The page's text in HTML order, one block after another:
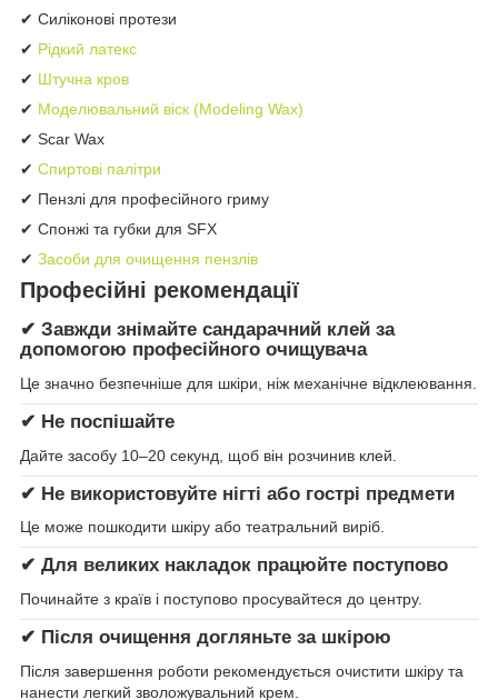
✔ Силіконові протези
✔ Рідкий латекс
✔ Штучна кров
✔ Моделювальний віск (Modeling Wax)
✔ Scar Wax
✔ Спиртові палітри
✔ Пензлі для професійного гриму
✔ Спонжі та губки для SFX
✔ Засоби для очищення пензлів
Професійні рекомендації
✔ Завжди знімайте сандарачний клей за
допомогою професійного очищувача
Це значно безпечніше для шкіри, ніж механічне відклеювання.
✔ Не поспішайте
Дайте засобу 10–20 секунд, щоб він розчинив клей.
✔ Не використовуйте нігті або гострі предмети
Це може пошкодити шкіру або театральний виріб.
✔ Для великих накладок працюйте поступово
Починайте з країв і поступово просувайтеся до центру.
✔ Після очищення догляньте за шкірою
Після завершення роботи рекомендується очистити шкіру та
нанести легкий зволожувальний крем.